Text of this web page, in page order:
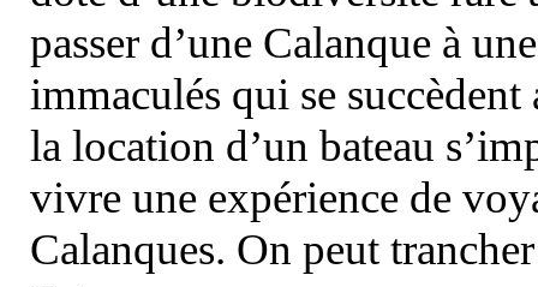
passer d’une Calanque à
immaculés qui se
la location d’un bateau
vivre une expérience de
Calanques. On peut